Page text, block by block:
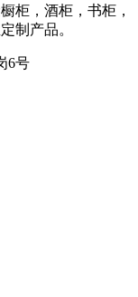
柜，酒柜，书柜，
制产品。
6号